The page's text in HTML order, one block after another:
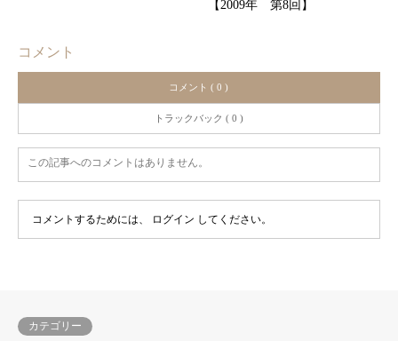
【2009年 第8回】
コメント
コメント ( 0 )
トラックバック ( 0 )
この記事へのコメントはありません。
コメントするためには、 ログイン してください。
カテゴリー